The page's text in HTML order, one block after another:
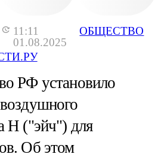
11:11
01.08.2025
ОБЩЕСТВО
РФ установило
H ("эйч") для
Об этом